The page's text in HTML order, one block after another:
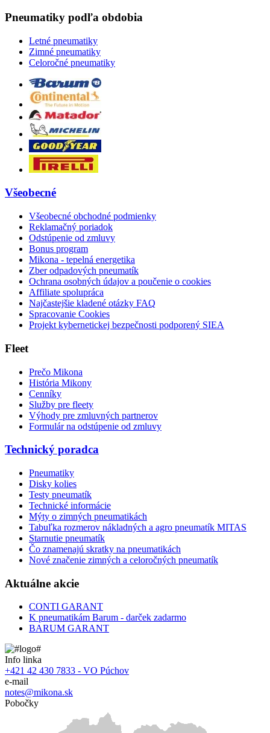
Pneumatiky podľa obdobia
Letné pneumatiky
Zimné pneumatiky
Celoročné pneumatiky
Všeobecné
Všeobecné obchodné podmienky
Reklamačný poriadok
Odstúpenie od zmluvy
Bonus program
Mikona - tepelná energetika
Zber odpadových pneumatík
Ochrana osobných údajov a poučenie o cookies
Affiliate spolupráca
Najčastejšie kladené otázky FAQ
Spracovanie Cookies
Projekt kybernetickej bezpečnosti podporený SIEA
Fleet
Prečo Mikona
História Mikony
Cenníky
Služby pre fleety
Výhody pre zmluvných partnerov
Formulár na odstúpenie od zmluvy
Technický poradca
Pneumatiky
Disky kolies
Testy pneumatík
Technické informácie
Mýty o zimných pneumatikách
Tabuľka rozmerov nákladných a agro pneumatík MITAS
Starnutie pneumatík
Čo znamenajú skratky na pneumatikách
Nové značenie zimných a celoročných pneumatík
Aktuálne akcie
CONTI GARANT
K pneumatikám Barum - darček zadarmo
BARUM GARANT
Info linka
+421 42 430 7833 - VO Púchov
e-mail
notes@mikona.sk
Pobočky